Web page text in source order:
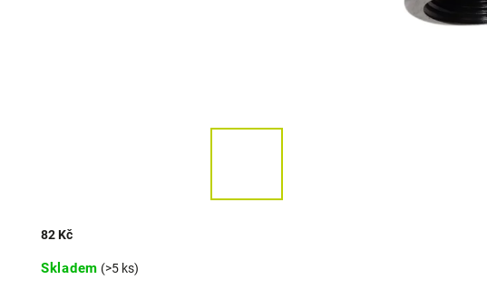
82 Kč
Skladem (>5 ks)